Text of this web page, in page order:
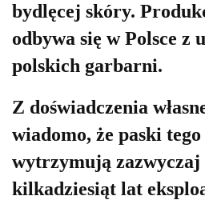
bydlęcej skóry.
odbywa się w Polsce z
polskich garbarni.
Z doświadczenia
wiadomo, że paski
wytrzymują zazwyczaj
kilkadziesiąt lat